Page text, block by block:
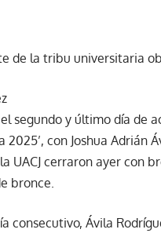
de la tribu universitaria
segundo y último día de
2025’, con Joshua
UACJ cerraron ayer con
bronce.
consecutivo, Ávila